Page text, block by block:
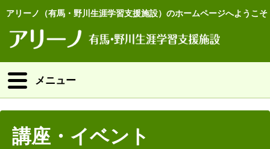
アリーノ（有馬・野川生涯学習支援施設）のホームページへようこそ
メニュー
講座・イベント